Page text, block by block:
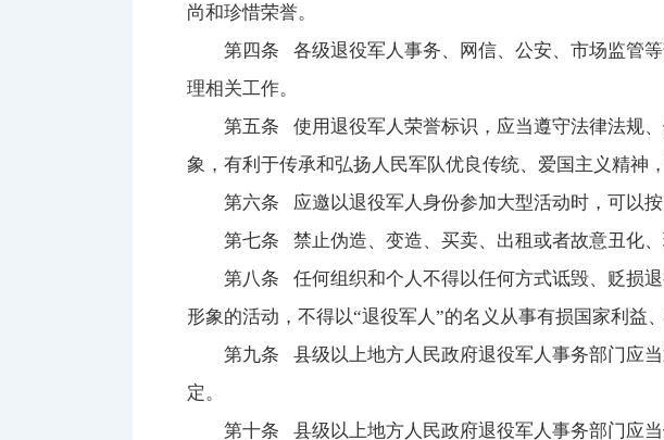
尚和珍惜荣誉。
第四条 各级退役军人事务、网信、公安、市场监管等
理相关工作。
第五条 使用退役军人荣誉标识，应当遵守法律法规、
象，有利于传承和弘扬人民军队优良传统、爱国主义精神
第六条 应邀以退役军人身份参加大型活动时，可以按
第七条 禁止伪造、变造、买卖、出租或者故意丑化、
第八条 任何组织和个人不得以任何方式诋毁、贬损退
形象的活动，不得以“退役军人”的名义从事有损国家利益
第九条 县级以上地方人民政府退役军人事务部门应当
定。
第十条 县级以上地方人民政府退役军人事务部门应当